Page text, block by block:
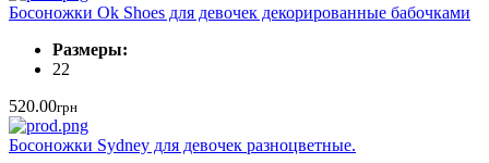
Босоножки Ok Shoes для девочек декорированные бабочками
Размеры:
22
520.00грн
Босоножки Sydney для девочек разноцветные.